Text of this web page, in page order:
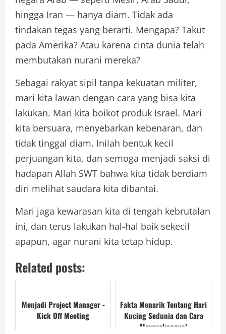
hingga Iran — hanya diam. Tidak ada
tindakan tegas yang berarti. Mengapa? Takut
pada Amerika? Atau karena cinta dunia telah
membutakan nurani mereka?
Sebagai rakyat sipil tanpa kekuatan militer,
mari kita lawan dengan cara yang bisa kita
lakukan. Mari kita boikot produk Israel. Mari
kita bersuara, menyebarkan kebenaran, dan
tidak tinggal diam. Inilah bentuk kecil
perjuangan kita, dan semoga menjadi saksi di
hadapan Allah SWT bahwa kita tidak berdiam
diri melihat saudara kita dibantai.
Mari jaga kewarasan kita di tengah kebrutalan
ini, dan terus lakukan hal-hal baik sekecil
apapun, agar nurani kita tetap hidup.
Related posts:
Menjadi Project Manager -
Kick Off Meeting
Fakta Menarik Tentang Hari
Kucing Sedunia dan Cara
Merayakannya!